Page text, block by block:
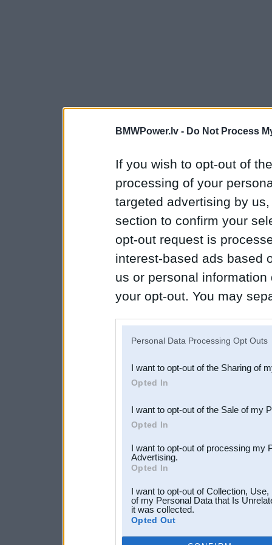
BMWPower.lv - Do Not Process
If you wish to opt-out of
processing of your
targeted advertising by
section to confirm your
opt-out request is
interest-based ads based
us or personal
your opt-out. You may
Downstream Participants
third parties.
Personal Data Processing Opt Outs
I want to opt-out of the Sharing of
Opted In
I want to opt-out of the Sale of my
Opted In
I want to opt-out of processing my
Advertising.
Opted In
I want to opt-out of Collection,
of my Personal Data that Is
it was collected.
Opted Out